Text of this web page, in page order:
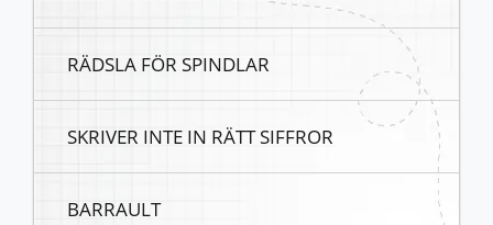
RÄDSLA FÖR SPINDLAR
SKRIVER INTE IN RÄTT SIFFROR
BARRAULT